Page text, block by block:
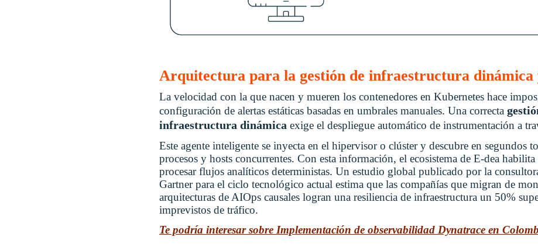
Arquitectura para la gestión de infraestructura dinámica
La velocidad con la que nacen y mueren los contenedores en Kubernetes hace
configuración de alertas estáticas basadas en umbrales manuales. Una correcta
infraestructura dinámica exige el despliegue automático de instrumentación a
Este agente inteligente se inyecta en el hipervisor o clúster y descubre en segundos
procesos y hosts concurrentes. Con esta información, el ecosistema de E-dea
procesar flujos analíticos deterministas. Un estudio global publicado por la
Gartner para el ciclo tecnológico actual estima que las compañías que migran de
arquitecturas de AIOps causales logran una resiliencia de infraestructura un 50%
imprevistos de tráfico.
Te podría interesar sobre Implementación de observabilidad Dynatrace en